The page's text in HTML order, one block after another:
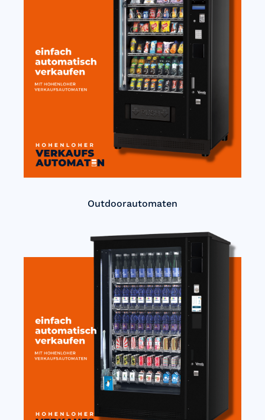
Outdoorautomaten